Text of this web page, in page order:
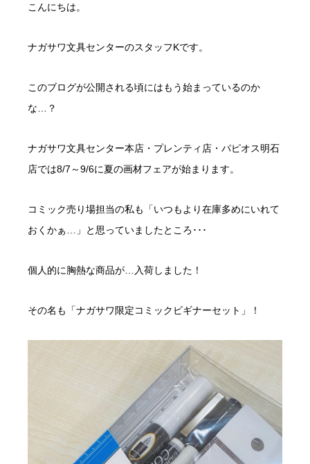
こんにちは。
ナガサワ文具センターのスタッフKです。
このブログが公開される頃にはもう始まっているのか
な…？
ナガサワ文具センター本店・プレンティ店・パピオス明石
店では8/7～9/6に夏の画材フェアが始まります。
コミック売り場担当の私も「いつもより在庫多めにいれて
おくかぁ…」と思っていましたところ･･･
個人的に胸熱な商品が…入荷しました！
その名も「ナガサワ限定コミックビギナーセット」！